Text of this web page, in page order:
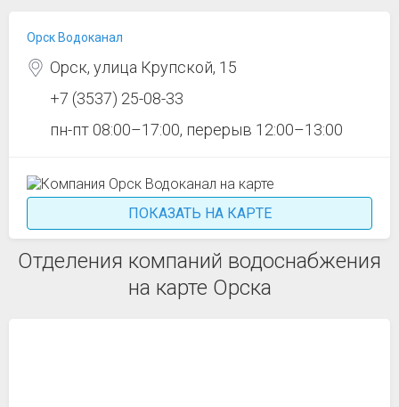
Орск Водоканал
Орск, улица Крупской, 15
+7 (3537) 25-08-33
пн-пт 08:00–17:00, перерыв 12:00–13:00
ПОКАЗАТЬ НА КАРТЕ
Отделения компаний водоснабжения
на карте Орска